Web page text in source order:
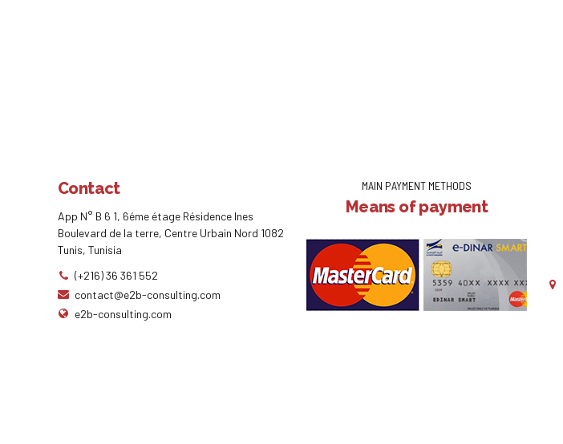
Contact
App N° B 6 1, 6éme étage Résidence Ines
Boulevard de la terre, Centre Urbain Nord 1082
Tunis, Tunisia
(+216) 36 361 552
contact@e2b-consulting.com
e2b-consulting.com
MAIN PAYMENT METHODS
Means of payment